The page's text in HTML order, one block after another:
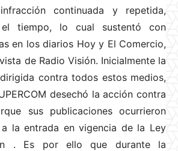
continuada y repetida,
tiempo, lo cual sustentó con
en los diarios Hoy y El Comercio,
de Radio Visión. Inicialmente la
contra todos estos medios,
desechó la acción contra
sus publicaciones ocurrieron
la entrada en vigencia de la Ley
. Es por ello que durante la